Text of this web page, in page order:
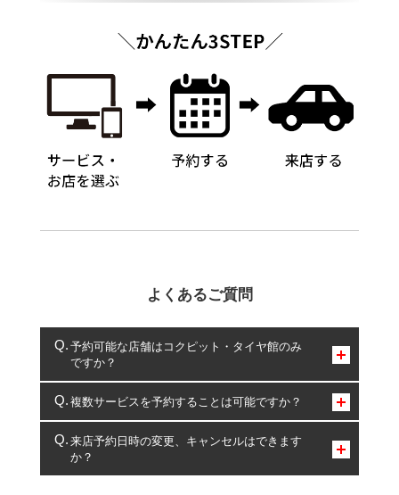
よくあるご質問
予約可能な店舗はコクピット・タイヤ館のみ
ですか？
コクピット・タイヤ館のみとなります。
複数サービスを予約することは可能ですか？
複数サービスのご予約は可能です。
一部の商品・サービスの組み合わせに限り、同時にご予約が
出来ないものもございます。
来店予約日時の変更、キャンセルはできます
か？